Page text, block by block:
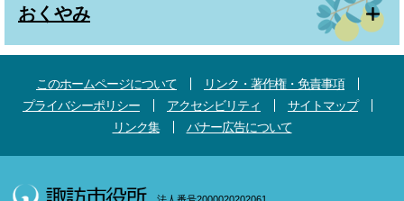
おくやみ
このホームページについて
リンク・著作権・免責事項
プライバシーポリシー
アクセシビリティ
サイトマップ
リンク集
バナー広告について